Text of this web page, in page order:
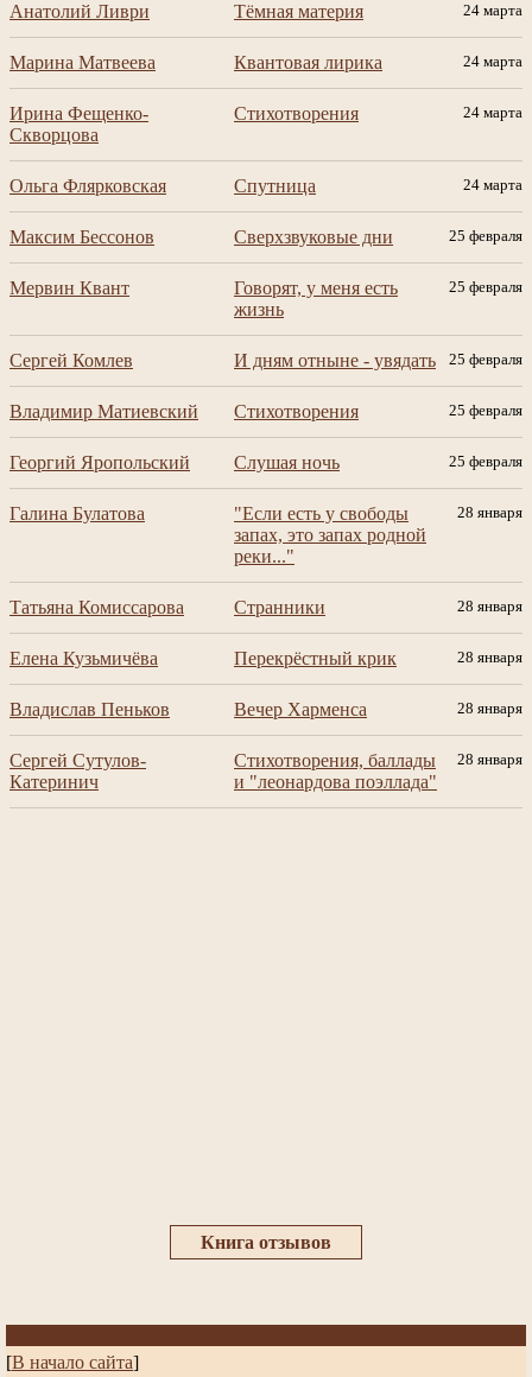
Анатолий Ливри Тёмная материя 24 марта
Марина Матвеева Квантовая лирика 24 марта
Ирина Фещенко-
Скворцова
Стихотворения 24 марта
Ольга Флярковская Спутница 24 марта
Максим Бессонов Сверхзвуковые дни 25 февраля
Мервин Квант
Говорят, у меня есть
жизнь
25 февраля
Сергей Комлев И дням отныне - увядать 25 февраля
Владимир Матиевский Стихотворения 25 февраля
Георгий Яропольский Слушая ночь 25 февраля
Галина Булатова
"Если есть у свободы
запах, это запах родной
реки..."
28 января
Татьяна Комиссарова Странники 28 января
Елена Кузьмичёва Перекрёстный крик 28 января
Владислав Пеньков Вечер Харменса 28 января
Сергей Сутулов-
Катеринич
Стихотворения, баллады
и "леонардова поэллада"
28 января
Книга отзывов
[В начало сайта]